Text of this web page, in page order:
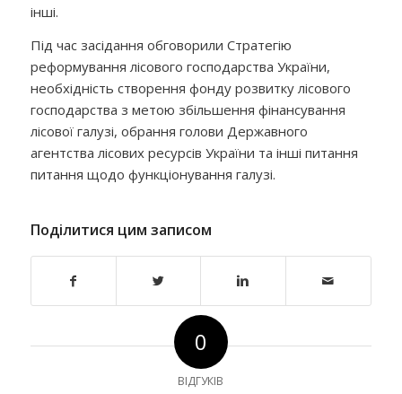
інші.
Під час засідання обговорили Стратегію
реформування лісового господарства України,
необхідність створення фонду розвитку лісового
господарства з метою збільшення фінансування
лісової галузі, обрання голови Державного
агентства лісових ресурсів України та інші питання
питання щодо функціонування галузі.
Поділитися цим записом
0
ВІДГУКІВ